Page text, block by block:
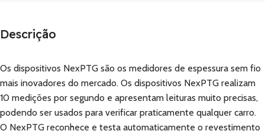
Descrição
Os dispositivos NexPTG são os medidores de espessura sem fio
mais inovadores do mercado. Os dispositivos NexPTG realizam
10 medições por segundo e apresentam leituras muito precisas,
podendo ser usados para verificar praticamente qualquer carro.
O NexPTG reconhece e testa automaticamente o revestimento